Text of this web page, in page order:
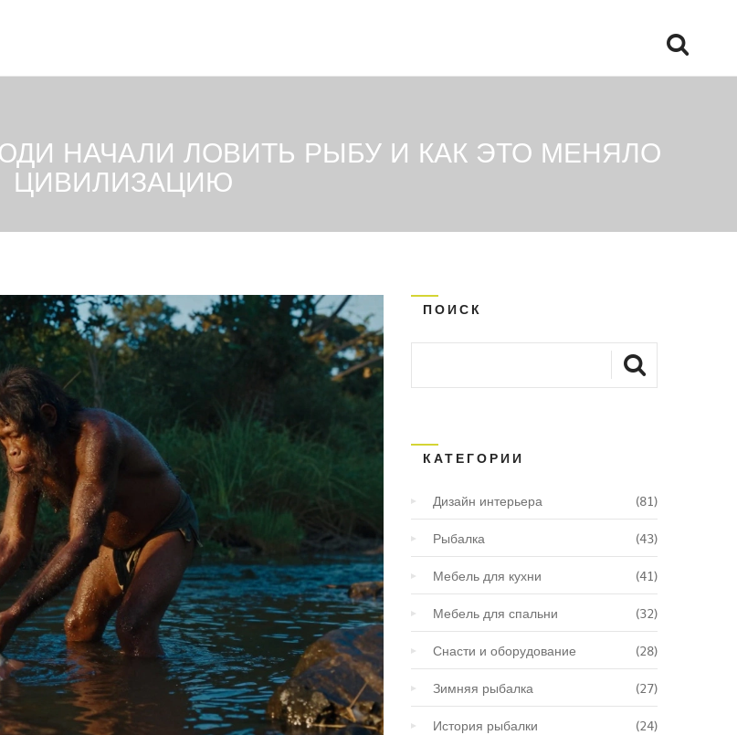
НАЧАЛИ ЛОВИТЬ РЫБУ И КАК ЭТО МЕНЯЛО
ЦИВИЛИЗАЦИЮ
ПОИСК
КАТЕГОРИИ
Дизайн интерьера (81)
Рыбалка (43)
Мебель для кухни (41)
Мебель для спальни (32)
Снасти и оборудование (28)
Зимняя рыбалка (27)
История рыбалки (24)